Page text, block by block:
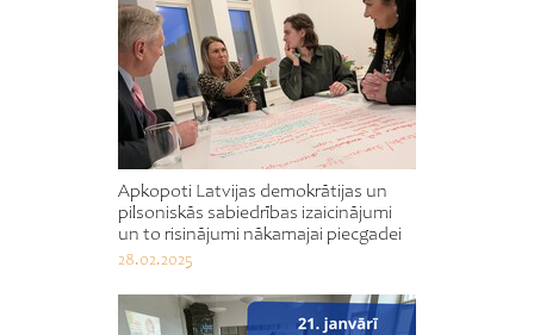
Apkopoti Latvijas demokrātijas un
pilsoniskās sabiedrības izaicinājumi
un to risinājumi nākamajai piecgadei
28.02.2025